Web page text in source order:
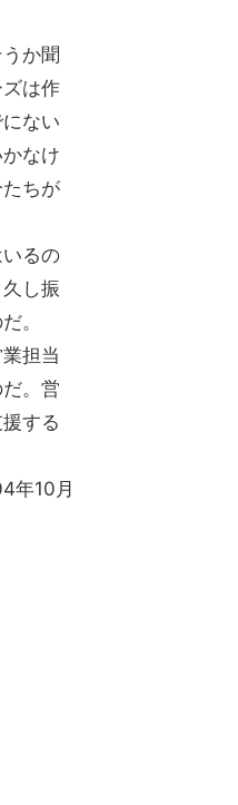
か聞
は作
ない
なけ
ちが
るの
し振
。
担当
。営
する
年10月